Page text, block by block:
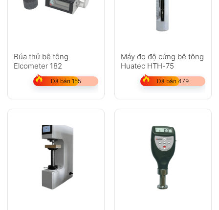
Búa thử bê tông
Elcometer 182
Đã bán 155
Máy đo độ cứng bê tông
Huatec HTH-75
Đã bán 479